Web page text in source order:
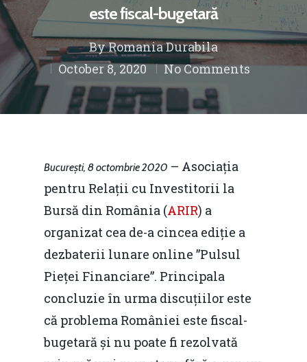
este fiscal-bugetară
ByRomania Durabila
October 8, 2020
No Comments
București, 8 octombrie 2020 – Asociația
pentru Relații cu Investitorii la
Bursă din România (ARIR) a
organizat cea de-a cincea ediție a
dezbaterii lunare online ”Pulsul
Pieței Financiare”. Principala
concluzie în urma discuțiilor este
că problema României este fiscal-
bugetară și nu poate fi rezolvată